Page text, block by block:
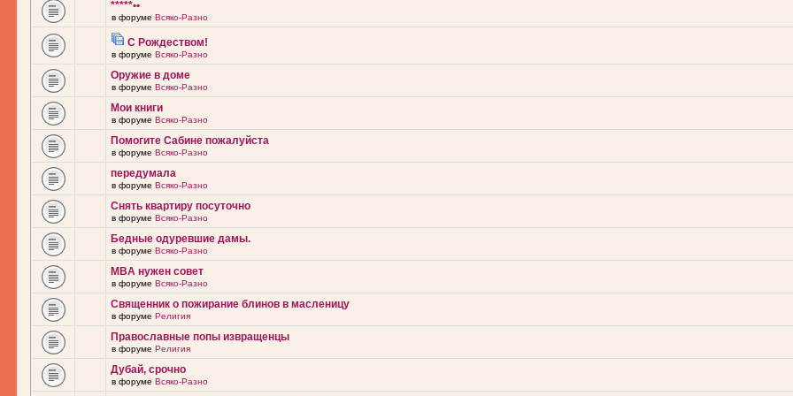
*****••
в форуме Всяко-Разно
С Рождеством!
в форуме Всяко-Разно
Оружие в доме
в форуме Всяко-Разно
Мои книги
в форуме Всяко-Разно
Помогите Сабине пожалуйста
в форуме Всяко-Разно
передумала
в форуме Всяко-Разно
Снять квартиру посуточно
в форуме Всяко-Разно
Бедные одуревшие дамы.
в форуме Всяко-Разно
MBA нужен совет
в форуме Всяко-Разно
Священник о пожирание блинов в масленицу
в форуме Религия
Православные попы извращенцы
в форуме Религия
Дубай, срочно
в форуме Всяко-Разно